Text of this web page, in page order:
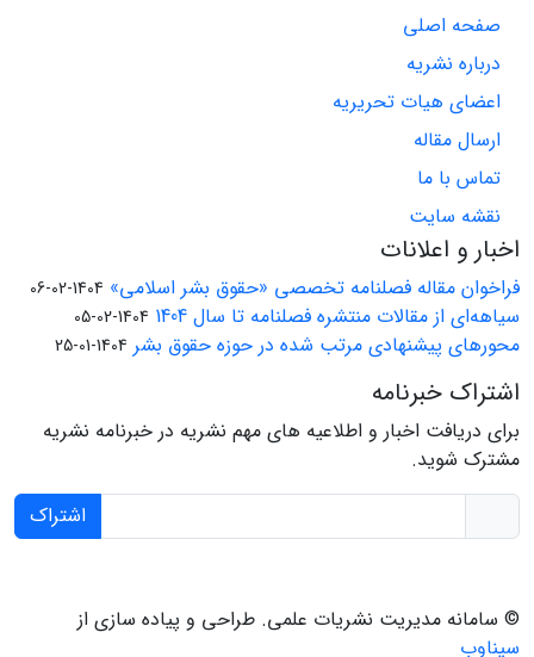
صفحه اصلی
درباره نشریه
اعضای هیات تحریریه
ارسال مقاله
تماس با ما
نقشه سایت
اخبار و اعلانات
فراخوان مقاله فصلنامه تخصصی «حقوق بشر اسلامی» 1404-02-06
سیاهه‌ای از مقالات منتشره فصلنامه تا سال 1404 1404-02-05
محورهای پیشنهادی مرتب شده در حوزه حقوق بشر 1404-01-25
اشتراک خبرنامه
برای دریافت اخبار و اطلاعیه های مهم نشریه در خبرنامه نشریه
مشترک شوید.
اشتراک
© سامانه مدیریت نشریات علمی. طراحی و پیاده سازی از
سیناوب